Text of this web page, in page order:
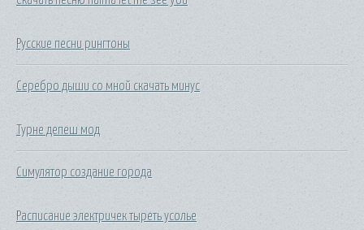
Русские песни рингтоны
Серебро дыши со мной скачать минус
Турне депеш мод
Симулятор создание города
Расписание электричек тыреть усолье